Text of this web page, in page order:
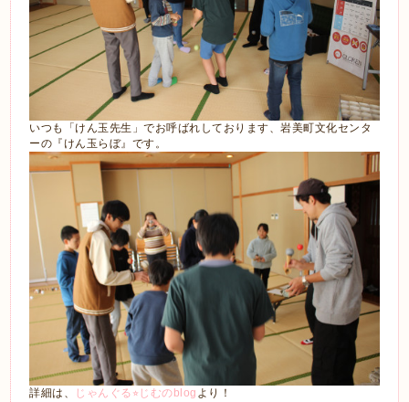
いつも「けん玉先生」でお呼ばれしております、岩美町文化センタ
ーの『けん玉らぼ』です。
詳細は、 じゃんぐる⭐︎じむのblog より！